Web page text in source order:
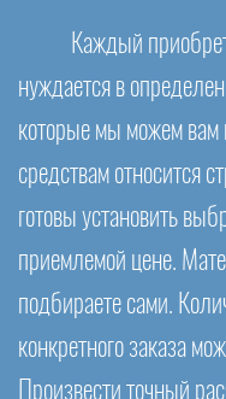
Каждый
нуждается в
которые мы можем вам
средствам относится
готовы установить
приемлемой цене.
подбираете сами.
конкретного заказа
Произвести точный